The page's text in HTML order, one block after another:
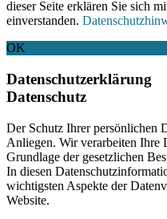
dieser Seite erklären Sie sich
einverstanden.
OK
Datenschutzerklärung
Datenschutz
Der Schutz Ihrer persönlichen
Anliegen. Wir verarbeiten Ihre
Grundlage der gesetzlichen
In diesen
wichtigsten Aspekte der
Website.